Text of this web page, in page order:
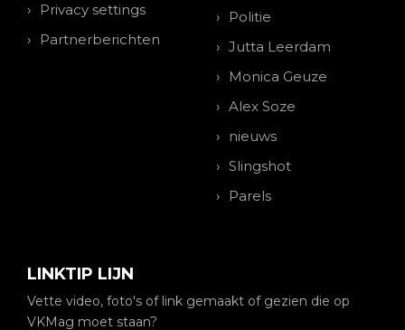
Privacy settings
Partnerberichten
Politie
Jutta Leerdam
Monica Geuze
Alex Soze
nieuws
Slingshot
Parels
LINKTIP LIJN
Vette video, foto's of link gemaakt of gezien die op
VKMag moet staan?